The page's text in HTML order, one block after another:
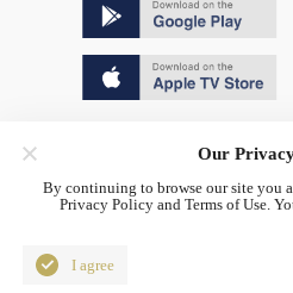
Our
By continuing to browse our site you
Privacy Policy and Terms of Use.
I agree